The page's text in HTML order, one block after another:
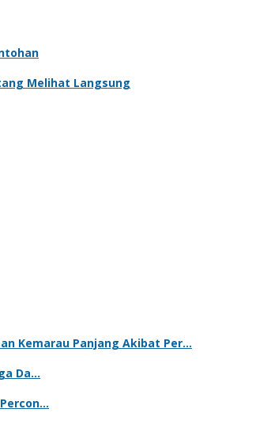
Melihat Langsung
Kemarau Panjang Akibat Per…
Da…